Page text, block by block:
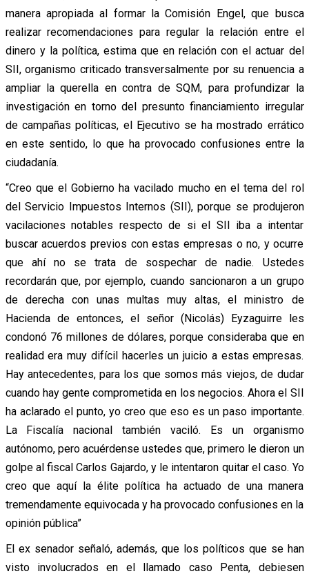
manera apropiada al formar la Comisión Engel, que busca
realizar recomendaciones para regular la relación entre el
dinero y la política, estima que en relación con el actuar del
SII, organismo criticado transversalmente por su renuencia a
ampliar la querella en contra de SQM, para profundizar la
investigación en torno del presunto financiamiento irregular
de campañas políticas, el Ejecutivo se ha mostrado errático
en este sentido, lo que ha provocado confusiones entre la
ciudadanía.
“Creo que el Gobierno ha vacilado mucho en el tema del rol
del Servicio Impuestos Internos (SII), porque se produjeron
vacilaciones notables respecto de si el SII iba a intentar
buscar acuerdos previos con estas empresas o no, y ocurre
que ahí no se trata de sospechar de nadie. Ustedes
recordarán que, por ejemplo, cuando sancionaron a un grupo
de derecha con unas multas muy altas, el ministro de
Hacienda de entonces, el señor (Nicolás) Eyzaguirre les
condonó 76 millones de dólares, porque consideraba que en
realidad era muy difícil hacerles un juicio a estas empresas.
Hay antecedentes, para los que somos más viejos, de dudar
cuando hay gente comprometida en los negocios. Ahora el SII
ha aclarado el punto, yo creo que eso es un paso importante.
La Fiscalía nacional también vaciló. Es un organismo
autónomo, pero acuérdense ustedes que, primero le dieron un
golpe al fiscal Carlos Gajardo, y le intentaron quitar el caso. Yo
creo que aquí la élite política ha actuado de una manera
tremendamente equivocada y ha provocado confusiones en la
opinión pública”
El ex senador señaló, además, que los políticos que se han
visto involucrados en el llamado caso Penta, debiesen